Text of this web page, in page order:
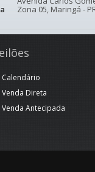
Zona 05, Maringá -
Calendário
Venda Direta
Venda Antecipada